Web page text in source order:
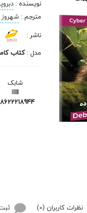
نویسنده :
مترجم :
ناشر :
مدل :کتاب
شابک
نظرات کاربران (0)